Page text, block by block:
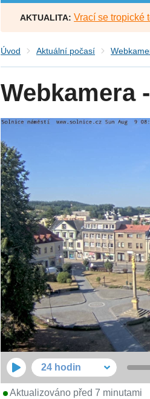
AKTUALITA: Vrací se tropické
Úvod Aktuální počasí
Webkamera
24 hodin
Aktualizováno před 7 minutami